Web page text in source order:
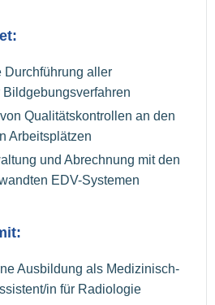
Durchführung aller
Qualitätskontrollen an den
Arbeitsplätzen
und Abrechnung mit den
EDV-Systemen
Ausbildung als Medizinisch-
in für Radiologie